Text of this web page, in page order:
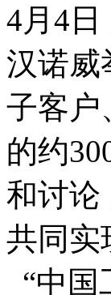
4月4
汉诺威
子客户
的约
和讨论
共同实
“中国